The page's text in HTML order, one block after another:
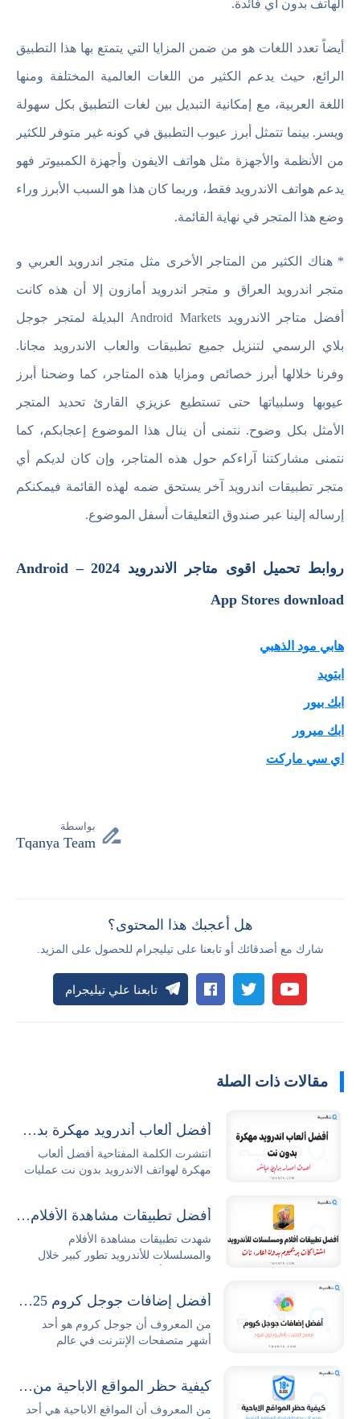
الهاتف بدون أي فائدة.
أيضاً تعدد اللغات هو من ضمن المزايا التي يتمتع بها هذا التطبيق
الرائع، حيث يدعم الكثير من اللغات العالمية المختلفة ومنها
اللغة العربية، مع إمكانية التبديل بين لغات التطبيق بكل سهولة
ويسر. بينما تتمثل أبرز عيوب التطبيق في كونه غير متوفر للكثير
من الأنظمة والأجهزة مثل هواتف الايفون وأجهزة الكمبيوتر فهو
يدعم هواتف الاندرويد فقط، وربما كان هذا هو السبب الأبرز وراء
وضع هذا المتجر في نهاية القائمة.
* هناك الكثير من المتاجر الأخرى مثل متجر اندرويد العربي و
متجر اندرويد العراق و متجر اندرويد أمازون إلا أن هذه كانت
أفضل متاجر الاندرويدAndroid Markets البديلة لمتجر جوجل
بلاي الرسمي لتنزيل جميع تطبيقات والعاب الاندرويد مجانا.
وفرنا خلالها أبرز خصائص ومزايا هذه المتاجر، كما وضحنا أبرز
عيوبها وسلبياتها حتى تستطيع عزيزي القارئ تحديد المتجر
الأمثل بكل وضوح. نتمنى أن ينال هذا الموضوع إعجابكم، كما
نتمنى مشاركتنا آراءكم حول هذه المتاجر، وإن كان لديكم أي
متجر تطبيقات اندرويد آخر يستحق ضمه لهذه القائمة فيمكنكم
إرساله إلينا عبر صندوق التعليقات أسفل الموضوع.
روابط تحميل اقوى متاجر الاندرويد 2024 – Android
App Stores download
هابي مود الذهبي
ابتويد
ابك بيور
ابك ميرور
اي سي ماركت
بواسطة
Tqanya Team
هل أعجبك هذا المحتوى؟
شارك مع أصدقائك أو تابعنا على تيليجرام للحصول على المزيد.
تابعنا علي تيليجرام
مقالات ذات الصلة
أفضل ألعاب أندرويد مهكرة بدون نت 2026 مجاناً
انتشرت الكلمة المفتاحية أفضل ألعاب
مهكرة لهواتف الاندرويد بدون نت عمليات
أفضل تطبيقات مشاهدة الأفلام والمسلسلات للأندرويد
شهدت تطبيقات مشاهدة الأفلام
والمسلسلات للأندرويد تطور كبير خلال
أفضل إضافات جوجل كروم 2025 وطريقة تثبيتها وإدارتها بكل سهولة
من المعروف أن جوجل كروم هو أحد
أشهر متصفحات الإنترنت في عالم
كيفية حظر المواقع الاباحية من الهاتف نهائيا بدون برامج
من المعروف أن المواقع الاباحية هي أحد